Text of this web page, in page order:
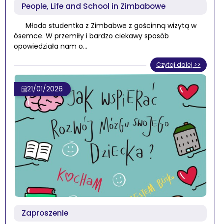
People, Life and School in Zimbabowe
Młoda studentka z Zimbabwe z gościnną wizytą w
ósemce. W przemiły i bardzo ciekawy sposób
opowiedziała nam o…
Czytaj dalej >>
21/01/2026
Zaproszenie